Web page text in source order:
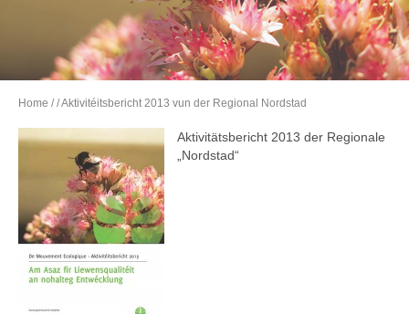
Home // Aktivitéitsbericht 2013 vun der Regional Nordstad
Aktivitätsbericht 2013 der Regionale
„Nordstad“